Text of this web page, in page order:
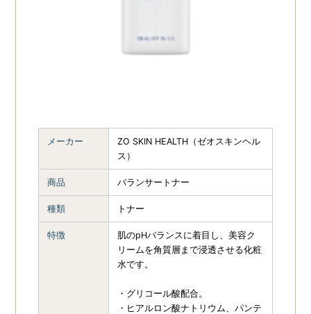
メーカー
ZO SKIN HEALTH（ゼオスキンヘル
ス）
商品 バランサートナー
種類 トナー
特徴
肌のpHバランスに着目し、美容ク
リームを角質層まで浸透させる化粧
水です。
・グリコール酸配合。
・ヒアルロン酸ナトリウム、パンテ